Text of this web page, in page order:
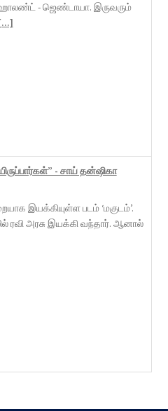
- ஜெண்டாயா. இருவரும்
- சாய் தன்ஷிகா
இயக்கியுள்ள படம் ‘மகுடம்’.
ரவி அரசு இயக்கி வந்தார். ஆனால்